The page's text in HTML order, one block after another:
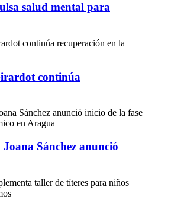
salud mental para
continúa
Sánchez anunció